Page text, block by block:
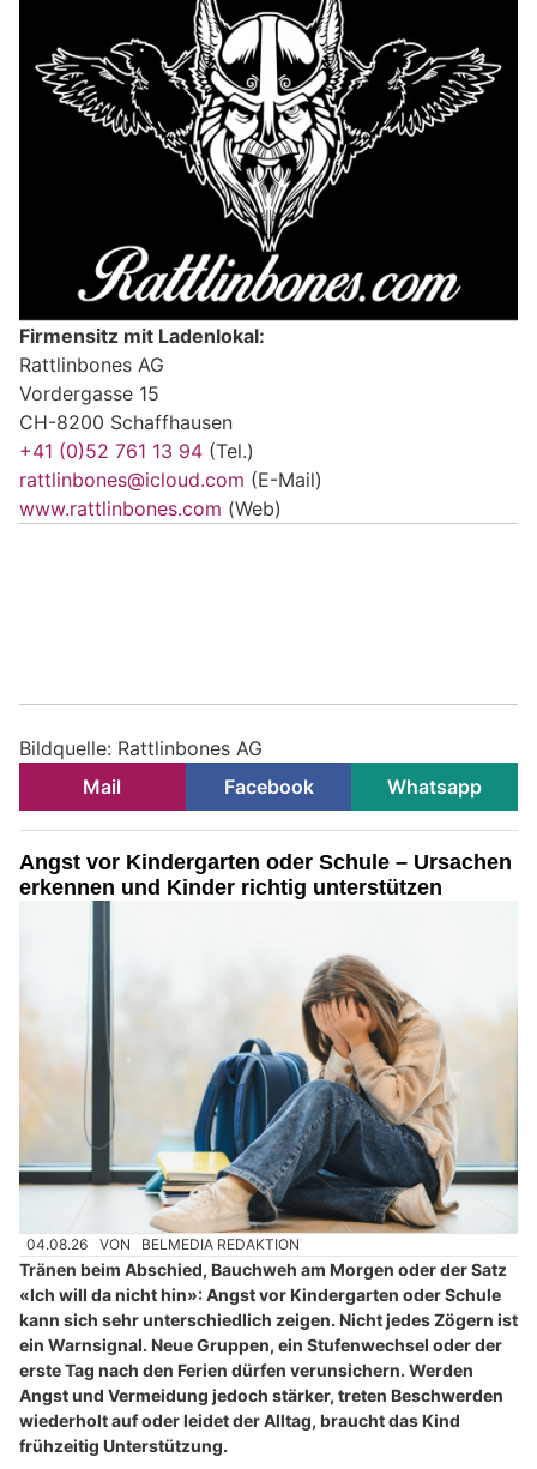
Firmensitz mit Ladenlokal:
Rattlinbones AG
Vordergasse 15
CH-8200 Schaffhausen
+41 (0)52 761 13 94 (Tel.)
rattlinbones@icloud.com (E-Mail)
www.rattlinbones.com (Web)
Bildquelle: Rattlinbones AG
Mail
Facebook Whatsapp
Angst vor Kindergarten oder Schule – Ursachen
erkennen und Kinder richtig unterstützen
04.08.26 VON BELMEDIA REDAKTION
Tränen beim Abschied, Bauchweh am Morgen oder der Satz
«Ich will da nicht hin»: Angst vor Kindergarten oder Schule
kann sich sehr unterschiedlich zeigen. Nicht jedes Zögern ist
ein Warnsignal. Neue Gruppen, ein Stufenwechsel oder der
erste Tag nach den Ferien dürfen verunsichern. Werden
Angst und Vermeidung jedoch stärker, treten Beschwerden
wiederholt auf oder leidet der Alltag, braucht das Kind
frühzeitig Unterstützung.